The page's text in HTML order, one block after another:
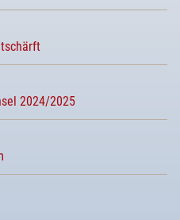
2024/2025